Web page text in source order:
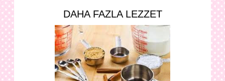
DAHA FAZLA LEZZET